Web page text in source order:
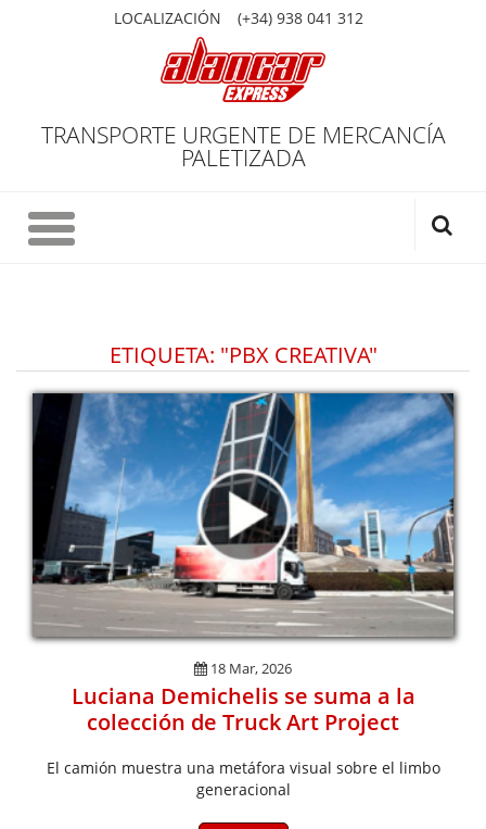
LOCALIZACIÓN (+34) 938 041 312
TRANSPORTE URGENTE DE MERCANCÍA
PALETIZADA
ETIQUETA: "PBX CREATIVA"
18 Mar, 2026
Luciana Demichelis se suma a la
colección de Truck Art Project
El camión muestra una metáfora visual sobre el limbo
generacional